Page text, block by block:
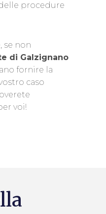
procedure
se non
di Galzignano
fornire la
caso
voi!